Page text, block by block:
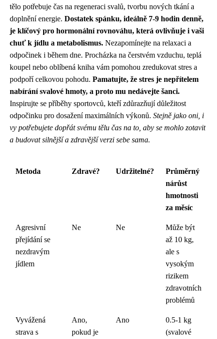
tělo potřebuje čas na regeneraci svalů, tvorbu nových tkání a
doplnění energie. Dostatek spánku, ideálně 7-9 hodin denně,
je klíčový pro hormonální rovnováhu, která ovlivňuje i vaši
chuť k jídlu a metabolismus. Nezapomínejte na relaxaci a
odpočinek i během dne. Procházka na čerstvém vzduchu, teplá
koupel nebo oblíbená kniha vám pomohou zredukovat stres a
podpoří celkovou pohodu. Pamatujte, že stres je nepřítelem
nabírání svalové hmoty, a proto mu nedávejte šanci.
Inspirujte se příběhy sportovců, kteří zdůrazňují důležitost
odpočinku pro dosažení maximálních výkonů. Stejně jako oni, i
vy potřebujete dopřát svému tělu čas na to, aby se mohlo zotavit
a budovat silnější a zdravější verzi sebe sama.
Metoda Zdravé? Udržitelné?
Průměrný
nárůst
hmotnosti
za měsíc
Agresivní
přejídání se
nezdravým
jídlem
Ne Ne
Může být
až 10 kg,
ale s
vysokým
rizikem
zdravotních
problémů
Vyvážená
strava s
Ano,
pokud je
Ano
0.5-1 kg
(svalové